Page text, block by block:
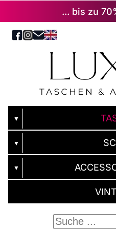
... bis zu
▼
▼
▼